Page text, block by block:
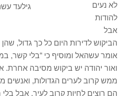
גילעד
לא נעים
להודות
אבל
הביקוש לדירות היום כל כך גדול,
אומר עשהאל ומוסיף כי “בלי קשר,
ואור יהודה יש ביקוש מסיבה אחרת.
ממש קרוב לערים הגדולות, ואנשים
הם רוצים לחיות קרוב לעיר, אבל